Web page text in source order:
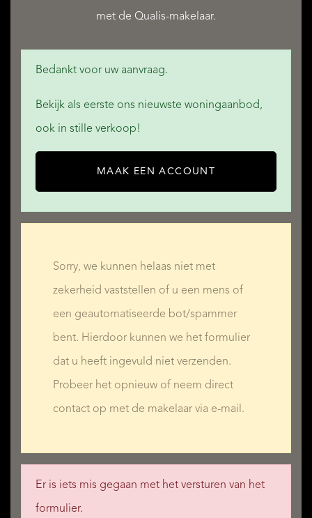
met de Qualis-makelaar.
Bedankt voor uw aanvraag.
Bekijk als eerste ons nieuwste woningaanbod,
ook in stille verkoop!
MAAK EEN ACCOUNT
Sorry, we kunnen helaas niet met
zekerheid vaststellen of u een mens of
een geautomatiseerde bot/spammer
bent. Hierdoor kunnen we het formulier
dat u heeft ingevuld niet verzenden.
Probeer het opnieuw of neem direct
contact op met de makelaar via e-mail.
Er is iets mis gegaan met het versturen van het
formulier.